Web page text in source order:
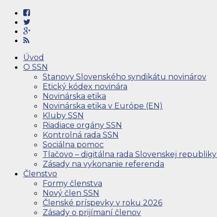
Úvod
O SSN
Stanovy Slovenského syndikátu novinárov
Etický kódex novinára
Novinárska etika
Novinárska etika v Európe (EN)
Kluby SSN
Riadiace orgány SSN
Kontrolná rada SSN
Sociálna pomoc
Tlačovo – digitálna rada Slovenskej republiky
Zásady na vykonanie referenda
Členstvo
Formy členstva
Nový člen SSN
Členské príspevky v roku 2026
Zásady o prijímaní členov